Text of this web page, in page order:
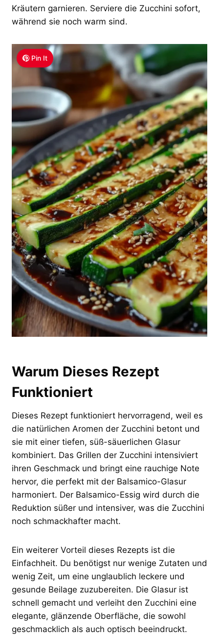
Kräutern garnieren. Serviere die Zucchini sofort,
während sie noch warm sind.
Pin It
Warum Dieses Rezept
Funktioniert
Dieses Rezept funktioniert hervorragend, weil es
die natürlichen Aromen der Zucchini betont und
sie mit einer tiefen, süß-säuerlichen Glasur
kombiniert. Das Grillen der Zucchini intensiviert
ihren Geschmack und bringt eine rauchige Note
hervor, die perfekt mit der Balsamico-Glasur
harmoniert. Der Balsamico-Essig wird durch die
Reduktion süßer und intensiver, was die Zucchini
noch schmackhafter macht.
Ein weiterer Vorteil dieses Rezepts ist die
Einfachheit. Du benötigst nur wenige Zutaten und
wenig Zeit, um eine unglaublich leckere und
gesunde Beilage zuzubereiten. Die Glasur ist
schnell gemacht und verleiht den Zucchini eine
elegante, glänzende Oberfläche, die sowohl
geschmacklich als auch optisch beeindruckt.